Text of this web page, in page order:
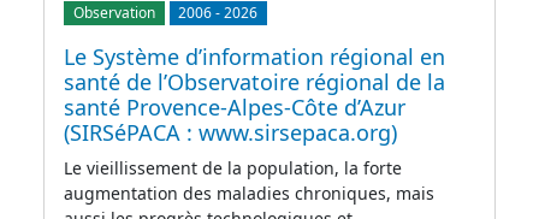
Observation 2006-2026
Le Système d’information régional en
santé de l’Observatoire régional de la
santé Provence-Alpes-Côte d’Azur
(SIRSéPACA : www.sirsepaca.org)
Le vieillissement de la population, la forte
augmentation des maladies chroniques, mais